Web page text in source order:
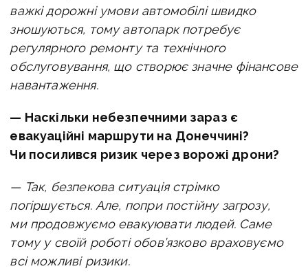
важкі дорожні умови автомобілі швидко
зношуються, тому автопарк потребує
регулярного ремонту та технічного
обслуговування, що створює значне фінансове
навантаження.
— Наскільки небезпечними зараз є
евакуаційні маршрути на Донеччині?
Чи посилився ризик через ворожі дрони?
— Так, безпекова ситуація стрімко
погіршується. Але, попри постійну загрозу,
ми продовжуємо евакуювати людей. Саме
тому у своїй роботі обов’язково враховуємо
всі можливі ризики.